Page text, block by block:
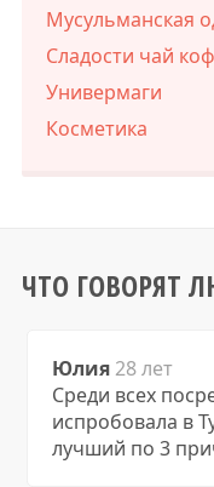
Мусульманская
Сладости чай
Универмаги
Косметика
ЧТО ГОВОРЯТ
Юлия 28 лет
Среди всех
испробовала в
лучший по 3